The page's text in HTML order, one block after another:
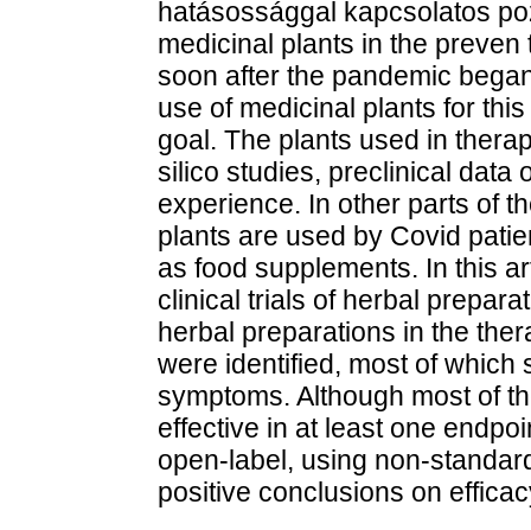
hatásossággal kapcsolatos
medicinal plants in the
soon after the pandemic
use of medicinal plants for
goal. The plants used in
silico studies, preclinical data
experience. In other parts of
plants are used by Covid
as food supplements. In this
clinical trials of herbal
herbal preparations in the
were identified, most of which
symptoms. Although most of
effective in at least one
open-label, using non-
positive conclusions on